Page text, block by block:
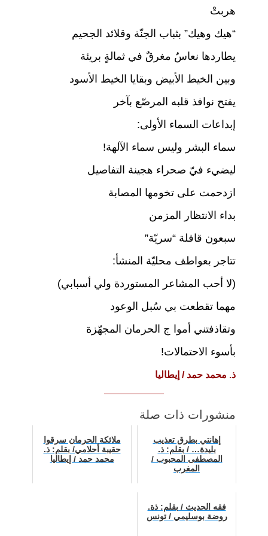
o
هربتْ
“هيك وهيك” بثباب الجنّة وقلائد الجحيم
يطاردها نعاسٌ مغرقٌ في ثمالةٍ بريئة
وبين الخيط الأبيض وبقايا الخيط الأسود
يفتح نوافذ قلبه المرصّع بآخر
إبداعات السماء الأولى:
سماء البشر وليس سماء الآلهة!
ليضيء فيّ صحراء هجينة التفاصيل
ازدحمت على تخومها المصابة
بداء الانتظار المزمن
سبعون قافلة “سريّة”
تتاجر بعواطف محليّة المنشأ:
(لا أحب المشاعر المستوردة ولي أسبابي)
مهما تقطعت بي سُبل الوعود
وتقاذفتني أموا ج الحرمان المجهّزة
بأسوء الاحتمالات!
ذ. محمد حمد / إيطاليا
منشورات ذات صلة
إهانتي بطرق تعذيب
بليدة… / بقلم: ذ.
المصطفى المحبوب /
المغرب
ملائكة الحرمان سرقوا
حقيبة أحلامي/ بقلم: ذ.
محمد حمد / إيطاليا
فقه الحديث / بقلم: ذة.
روضة بوسليمي / تونس